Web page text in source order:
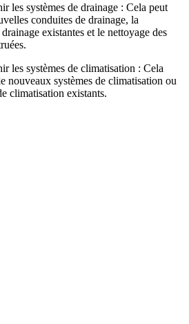
les systèmes de drainage : Cela peut
conduites de drainage, la
existantes et le nettoyage des
les systèmes de climatisation : Cela
nouveaux systèmes de climatisation ou
climatisation existants.